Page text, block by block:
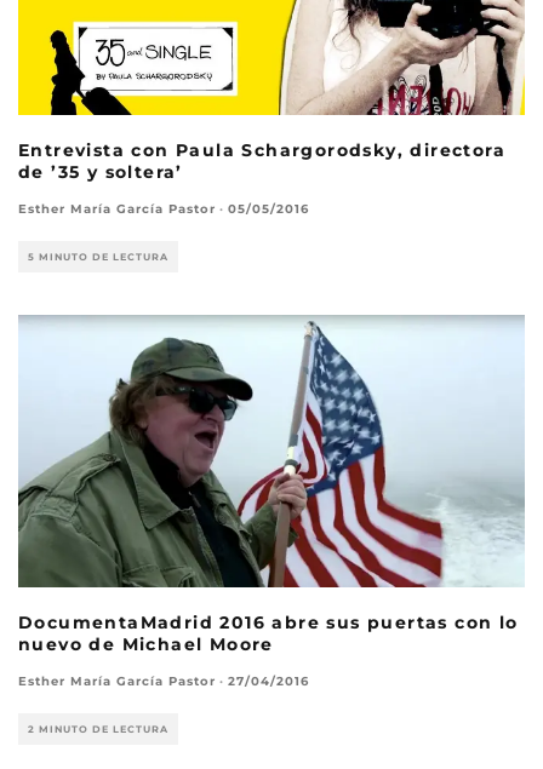
Entrevista con Paula Schargorodsky, directora
de ’35 y soltera’
Esther María García Pastor · 05/05/2016
5 MINUTO DE LECTURA
DocumentaMadrid 2016 abre sus puertas con lo
nuevo de Michael Moore
Esther María García Pastor · 27/04/2016
2 MINUTO DE LECTURA